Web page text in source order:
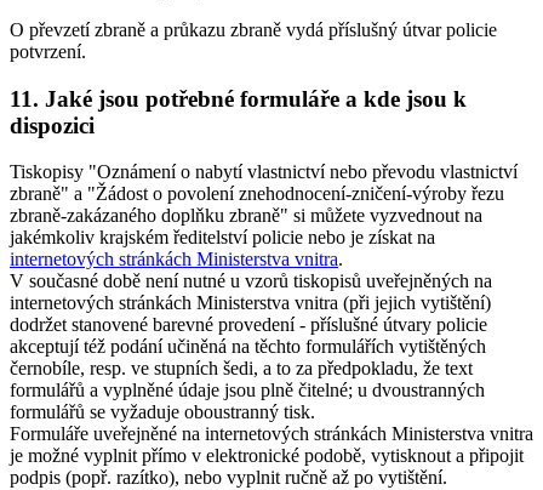
O převzetí zbraně a průkazu zbraně vydá příslušný útvar policie
potvrzení.
11. Jaké jsou potřebné formuláře a kde jsou k
dispozici
Tiskopisy "Oznámení o nabytí vlastnictví nebo převodu vlastnictví
zbraně" a "Žádost o povolení znehodnocení-zničení-výroby řezu
zbraně-zakázaného doplňku zbraně" si můžete vyzvednout na
jakémkoliv krajském ředitelství policie nebo je získat na
internetových stránkách Ministerstva vnitra.
V současné době není nutné u vzorů tiskopisů uveřejněných na
internetových stránkách Ministerstva vnitra (při jejich vytištění)
dodržet stanovené barevné provedení - příslušné útvary policie
akceptují též podání učiněná na těchto formulářích vytištěných
černobíle, resp. ve stupních šedi, a to za předpokladu, že text
formulářů a vyplněné údaje jsou plně čitelné; u dvoustranných
formulářů se vyžaduje oboustranný tisk.
Formuláře uveřejněné na internetových stránkách Ministerstva vnitra
je možné vyplnit přímo v elektronické podobě, vytisknout a připojit
podpis (popř. razítko), nebo vyplnit ručně až po vytištění.